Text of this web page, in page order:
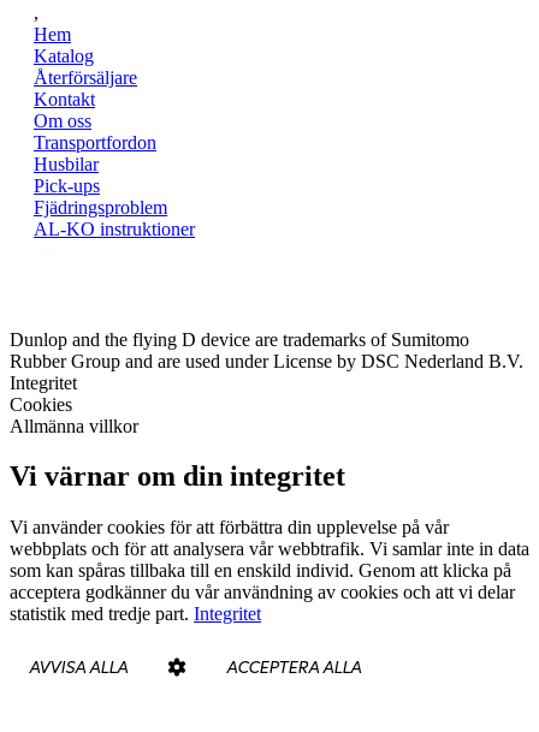
,
Hem
Katalog
Återförsäljare
Kontakt
Om oss
Transportfordon
Husbilar
Pick-ups
Fjädringsproblem
AL-KO instruktioner
Dunlop and the flying D device are trademarks of Sumitomo
Rubber Group and are used under License by DSC Nederland B.V.
Integritet
Cookies
Allmänna villkor
Vi värnar om din integritet
Vi använder cookies för att förbättra din upplevelse på vår
webbplats och för att analysera vår webbtrafik. Vi samlar inte in data
som kan spåras tillbaka till en enskild individ. Genom att klicka på
acceptera godkänner du vår användning av cookies och att vi delar
statistik med tredje part. Integritet
AVVISA ALLA ACCEPTERA ALLA